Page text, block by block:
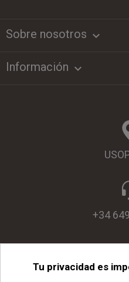
Sobre nosotros keyboard_arrow_down
Información 
+34
Tu privacidad es